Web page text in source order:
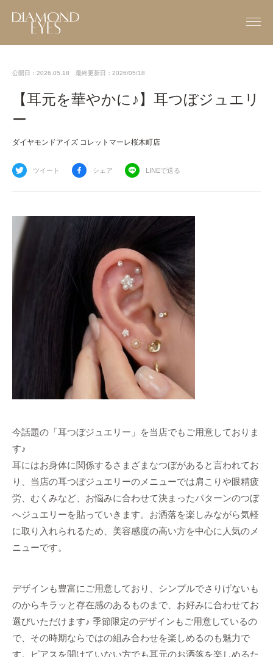
公開日：2026.05.18 最終更新日：2026/05/18
【耳元を華やかに♪】耳つぼジュエリ
ー
ダイヤモンドアイズ コレットマーレ桜木町店
ツイート シェア LINEで送る
今話題の「耳つぼジュエリー」を当店でもご用意しておりま
す♪
耳にはお身体に関係するさまざまなつぼがあると言われてお
り、当店の耳つぼジュエリーのメニューでは肩こりや眼精疲
労、むくみなど、お悩みに合わせて決まったパターンのつぼ
へジュエリーを貼っていきます。お洒落を楽しみながら気軽
に取り入れられるため、美容感度の高い方を中心に人気のメ
ニューです。
デザインも豊富にご用意しており、シンプルでさりげないも
のからキラッと存在感のあるものまで、お好みに合わせてお
選びいただけます♪ 季節限定のデザインもご用意しているの
で、その時期ならではの組み合わせを楽しめるのも魅力で
す。ピアスを開けていない方でも耳元のお洒落を楽しめるた